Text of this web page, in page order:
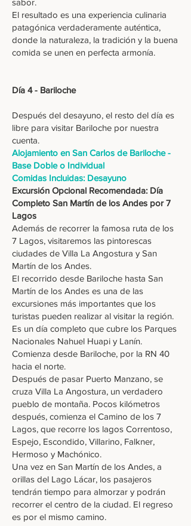
sabor.
El resultado es una experiencia culinaria
patagónica verdaderamente auténtica,
donde la naturaleza, la tradición y la buena
comida se unen en perfecta armonía.
Día 4 - Bariloche
Después del desayuno, el resto del día es
libre para visitar Bariloche por nuestra
cuenta.
Alojamiento en San Carlos de Bariloche -
Base Doble o Individual
Comidas Incluidas: Desayuno
Excursión Opcional Recomendada: Día
Completo San Martín de los Andes por 7
Lagos
Además de recorrer la famosa ruta de los
7 Lagos, visitaremos las pintorescas
ciudades de Villa La Angostura y San
Martín de los Andes.
El recorrido desde Bariloche hasta San
Martín de los Andes es una de las
excursiones más importantes que los
turistas pueden realizar al visitar la región.
Es un día completo que cubre los Parques
Nacionales Nahuel Huapi y Lanín.
Comienza desde Bariloche, por la RN 40
hacia el norte.
Después de pasar Puerto Manzano, se
cruza Villa La Angostura, un verdadero
pueblo de montaña. Pocos kilómetros
después, comienza el Camino de los 7
Lagos, que recorre los lagos Correntoso,
Espejo, Escondido, Villarino, Falkner,
Hermoso y Machónico.
Una vez en San Martín de los Andes, a
orillas del Lago Lácar, los pasajeros
tendrán tiempo para almorzar y podrán
recorrer el centro de la ciudad. El regreso
es por el mismo camino.